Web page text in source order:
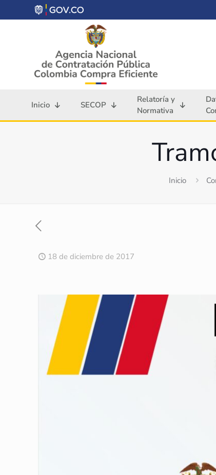
Inicio SECOP
Relatoría y
Normativa
Inicio
18 de diciembre de 2017